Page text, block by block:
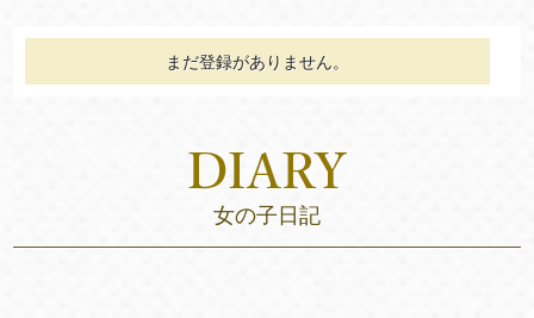
まだ登録がありません。
女の子日記